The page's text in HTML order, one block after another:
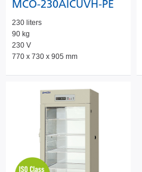
MCO-230AICUVH-PE
230 liters
90 kg
230 V
770 x 730 x 905 mm